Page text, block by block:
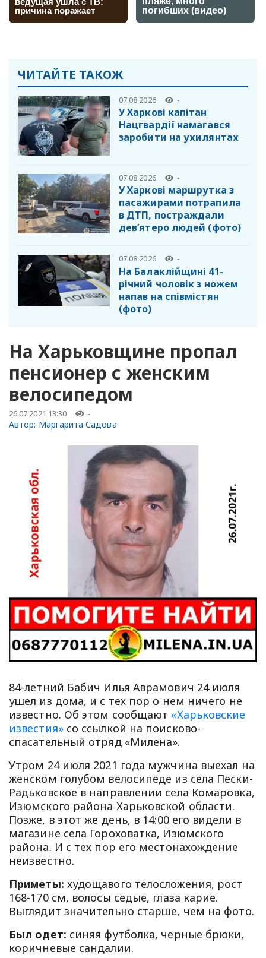
ЧИТАЙТЕ ТАКОЖ
07.08.2026 -
У Харкові капітан
Нацгвардії намагався
заробити на ухилянтах
07.08.2026 -
У Харкові маршрутка з
пасажирами потрапила
в ДТП, постраждали
дев’ятеро людей (фото)
07.08.2026 -
На Балаклійщині 41-
річний чоловік з ножем
напав на співмістян
(фото)
На Харьковщине пропал
пенсионер с женским
велосипедом
26.07.2021 13:30 -
Автор: Маргарита Садова
84-летний Бабич Илья Аврамович 24 июля
ушел из дома, и с тех пор о нем ничего не
известно. Об этом сообщают «Харьковские
известия»со ссылкой на поисково-
спасательный отряд «Милена».
Утром 24 июля 2021 года мужчина выехал на
женском голубом велосипеде из села Пески-
Радьковское в направлении села Комаровка,
Изюмского района Харьковской области.
Позже, в этот же день, в 14:00 его видели в
магазине села Гороховатка, Изюмского
района. И с тех пор его местонахождение
неизвестно.
Приметы: худощавого телосложения, рост
168-170 см, волосы седые, глаза карие.
Выглядит значительно старше, чем на фото.
Был одет: синяя футболка, черные брюки,
коричневые сандалии.